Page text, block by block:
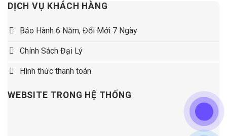
DỊCH VỤ KHÁCH HÀNG
Bảo Hành 6 Năm, Đổi Mới 7 Ngày
Chính Sách Đại Lý
Hình thức thanh toán
WEBSITE TRONG HỆ THỐNG